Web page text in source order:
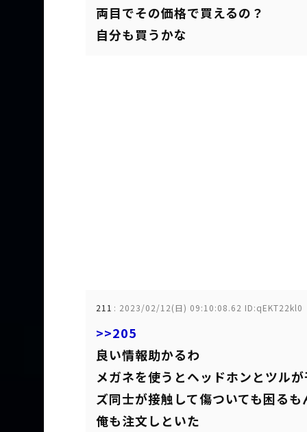
両目でその価格で買えるの？
自分も買うかな
211 : 2023/02/12(日) 09:10:08.62 ID:qEKT22kl0
>>205
良い情報助かるわ
メガネを使うとヘッドホンとツル
ズ同士が接触して傷ついても困るも
俺も注文しといた